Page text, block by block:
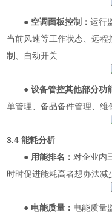
● 空调面板控制：运行
当前风速等工作状态、远
制、自动开关
● 设备管控其他部分功
单管理、备品备件管理、维
3.4 能耗分析
● 用能排名： 对企业内
时时促进能耗高者想办法减
● 电能质量： 电能质量